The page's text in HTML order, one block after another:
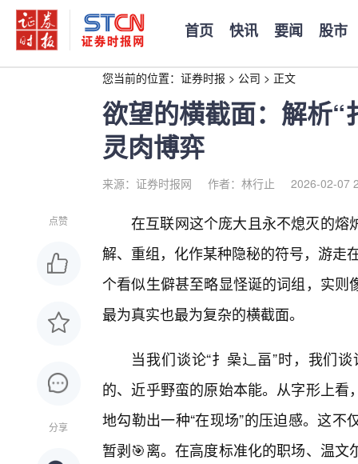
首页 快讯 要闻 股市
您当前的位置： 证券时报 > 公司 > 正文
欲望的横截面：解析“
灵肉博弈
来源：证券时报网 作者：林行止 2026-02-07
点赞
分享
在互联网这个庞大且永不熄灭的熔
解、重组，化作某种隐秘的符号，游走
个看似生僻甚至略显怪诞的词组，实
最为真实也最为复杂的横截面。
当我们谈论“扌喿辶畐”时，我们
的、近乎野蛮的原始本能。从字形上
地勾勒出一种“在现场”的压迫感。这
暂剥🎯离。在高度标准化的职场、温